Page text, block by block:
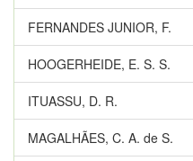
FERNANDES JUNIOR, F.
HOOGERHEIDE, E. S. S.
ITUASSU, D. R.
MAGALHÃES, C. A. de S.